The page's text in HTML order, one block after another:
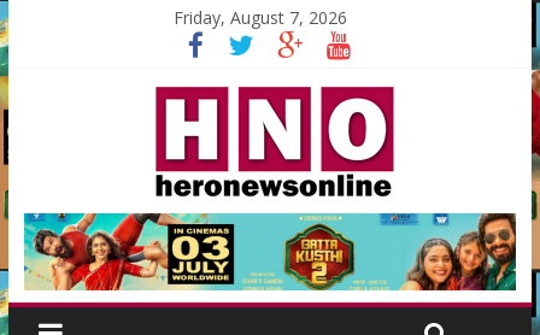
Friday, August 7, 2026